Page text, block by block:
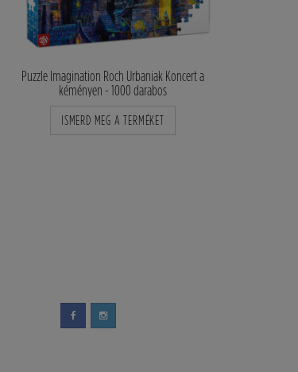
Puzzle Imagination Roch Urbaniak Koncert a
kéményen - 1000 darabos
ISMERD MEG A TERMÉKET